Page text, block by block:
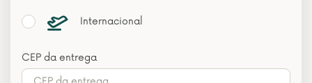
Internacional
CEP da entrega